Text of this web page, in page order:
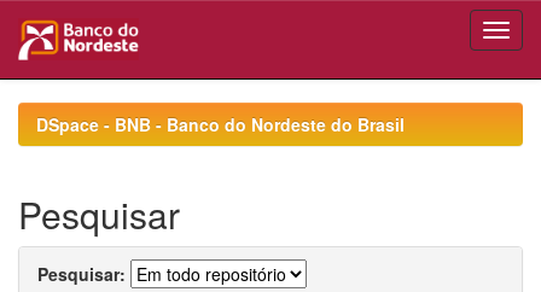
navigationDSpace - BNB - Banco do Nordeste do Brasil
Pesquisar
Pesquisar: